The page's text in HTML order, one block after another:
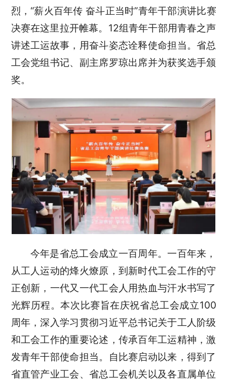
烈， “薪火百年传 奋斗正当时”青年干部演讲比赛
决赛在这里拉开帷幕。 12组青年干部用青春之声
讲述工运故事，用奋斗姿态诠释使命担当。省总
工会党组书记、副主席罗琼出席并为获奖选手颁
奖。
今年是省总工会成立一百周年。一百年来，
从工人运动的烽火燎原，到新时代工会工作的守
正创新，一代又一代工会人用热血与汗水书写了
光辉历程。本次比赛旨在庆祝省总工会成立100
周年，深入学习贯彻习近平总书记关于工人阶级
和工会工作的重要论述，传承百年工运精神，激
发青年干部使命担当。自比赛启动以来，得到了
省直管产业工会、省总工会机关以及各直属单位